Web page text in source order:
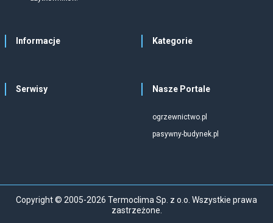
Informacje Kategorie
Serwisy Nasze Portale
ogrzewnictwo.pl
pasywny-budynek.pl
Copyright © 2005-2026 Termoclima Sp. z o.o. Wszystkie prawa
zastrzeżone.